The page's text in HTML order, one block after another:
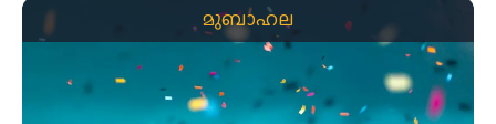
മുബാഹല